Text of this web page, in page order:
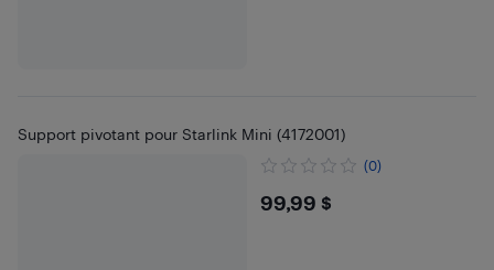
Support pivotant pour Starlink Mini (4172001)
(0)
$99.99
99,99 $